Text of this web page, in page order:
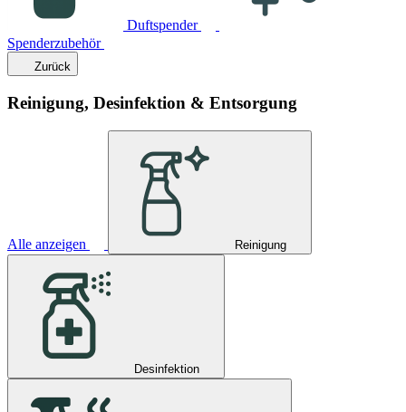
Duftspender
Spenderzubehör
Zurück
Reinigung, Desinfektion & Entsorgung
Alle anzeigen Reinigung
Desinfektion